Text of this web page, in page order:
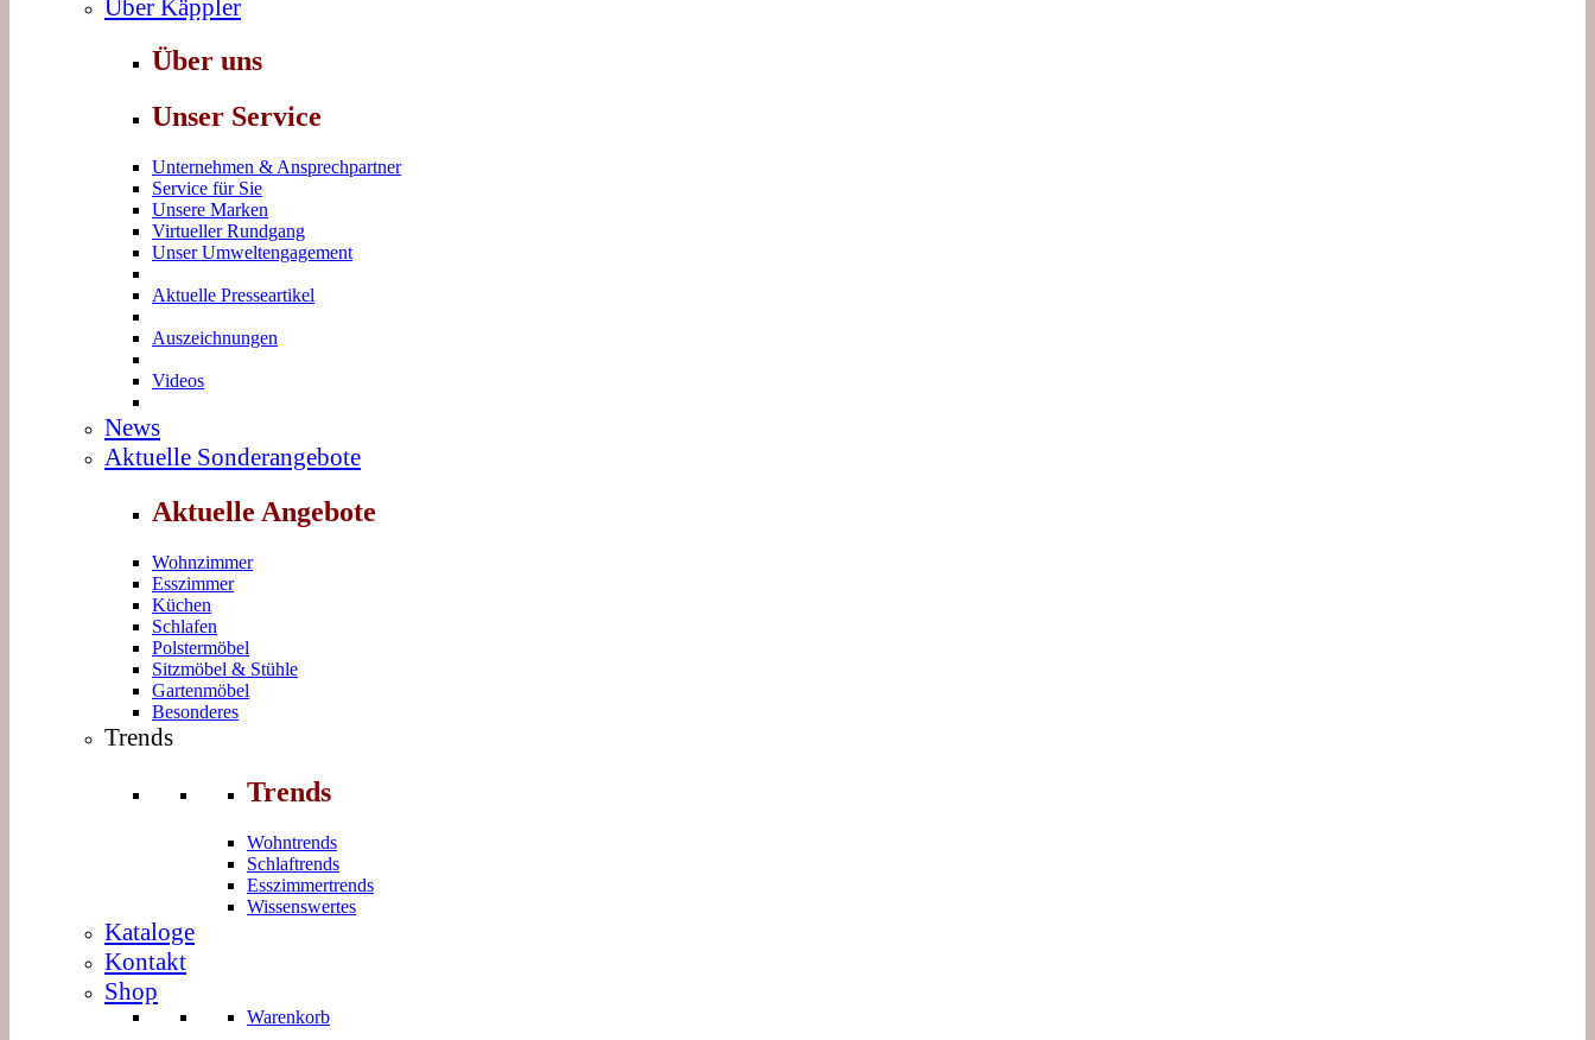
Über Käppler
Über uns
Unser Service
Unternehmen & Ansprechpartner
Service für Sie
Unsere Marken
Virtueller Rundgang
Unser Umweltengagement
Aktuelle Presseartikel
Auszeichnungen
Videos
News
Aktuelle Sonderangebote
Aktuelle Angebote
Wohnzimmer
Esszimmer
Küchen
Schlafen
Polstermöbel
Sitzmöbel & Stühle
Gartenmöbel
Besonderes
Trends
Trends
Wohntrends
Schlaftrends
Esszimmertrends
Wissenswertes
Kataloge
Kontakt
Shop
Warenkorb